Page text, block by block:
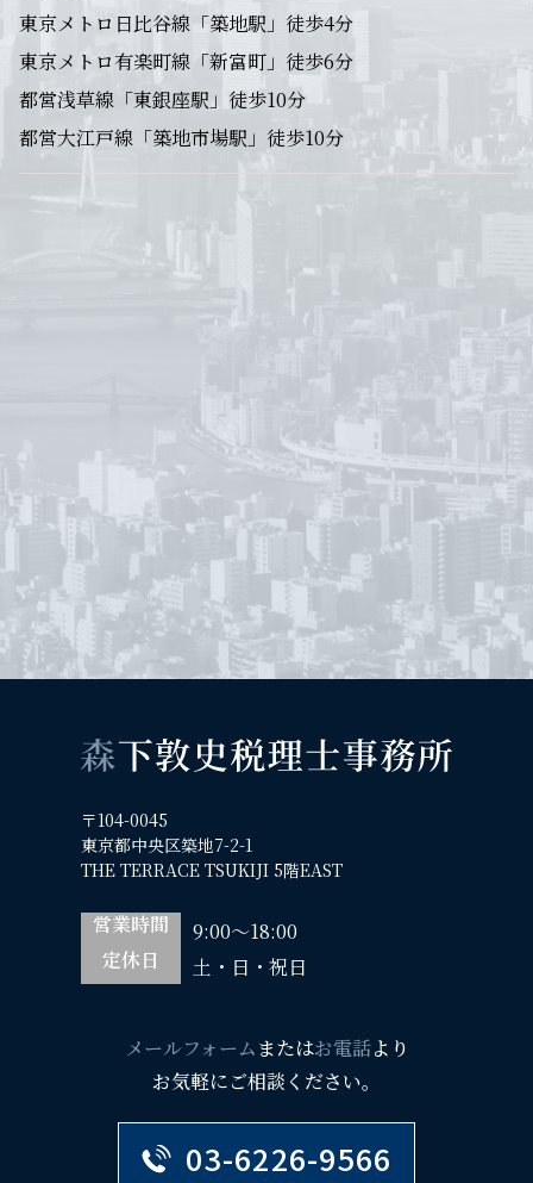
東京メトロ日比谷線「築地駅」徒歩4分
東京メトロ有楽町線「新富町」徒歩6分
都営浅草線「東銀座駅」徒歩10分
都営大江戸線「築地市場駅」徒歩10分
〒104-0045
東京都中央区築地7-2-1
THE TERRACE TSUKIJI 5階EAST
営業時間
9:00～18:00
定休日
土・日・祝日
メールフォームまたはお電話より
お気軽にご相談ください。
03-6226-9566